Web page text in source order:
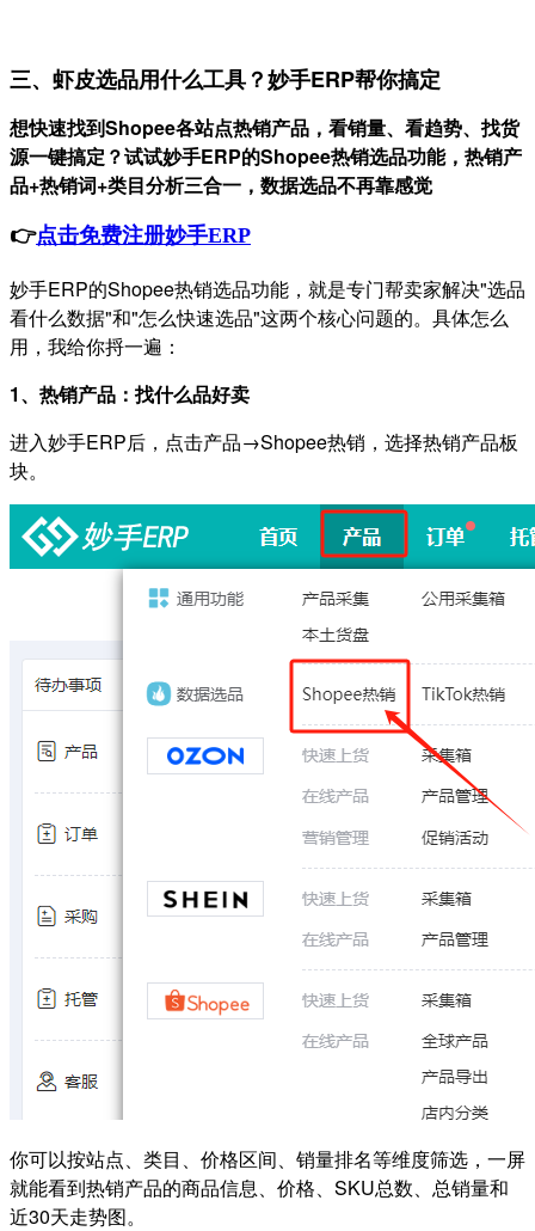
三、虾皮选品用什么工具？妙手ERP帮你搞定
想快速找到Shopee各站点热销产品，看销量、看趋势、找货
源一键搞定？试试妙手ERP的Shopee热销选品功能，热销产
品+热销词+类目分析三合一，数据选品不再靠感觉
👉点击免费注册妙手ERP
妙手ERP的Shopee热销选品功能，就是专门帮卖家解决"选品
看什么数据"和"怎么快速选品"这两个核心问题的。具体怎么
用，我给你捋一遍：
1、热销产品：找什么品好卖
进入妙手ERP后，点击产品→Shopee热销，选择热销产品板
块。
你可以按站点、类目、价格区间、销量排名等维度筛选，一屏
就能看到热销产品的商品信息、价格、SKU总数、总销量和
近30天走势图。